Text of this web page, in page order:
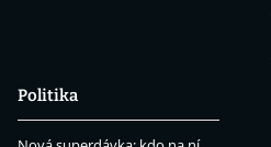
Politika